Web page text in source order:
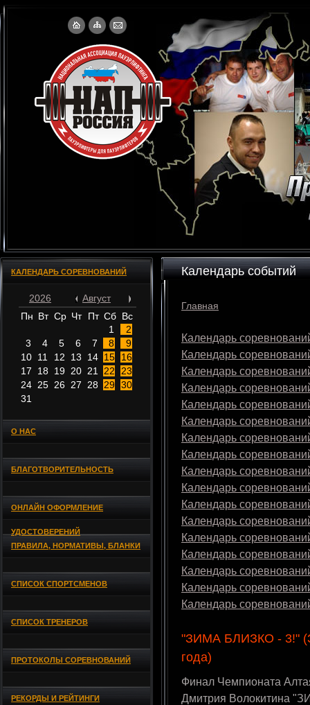
КАЛЕНДАРЬ СОРЕВНОВАНИЙ
2026
Август
Пн Вт Ср Чт Пт Сб Вс
1
2
3
4 5 6 7 8
9
10 11 12 13 14 15
16
17
18 19 20 21 22
23
24 25 26 27 28 29 30
31
О НАС
БЛАГОТВОРИТЕЛЬНОСТЬ
ОНЛАЙН ОФОРМЛЕНИЕ
УДОСТОВЕРЕНИЙ
ПРАВИЛА, НОРМАТИВЫ, БЛАНКИ
СПИСОК СПОРТСМЕНОВ
СПИСОК ТРЕНЕРОВ
ПРОТОКОЛЫ СОРЕВНОВАНИЙ
РЕКОРДЫ И РЕЙТИНГИ
Календарь событий
Главная
Календарь
Календарь
Календарь
Календарь
Календарь
Календарь
Календарь
Календарь
Календарь
Календарь
Календарь
Календарь
Календарь
Календарь
Календарь
Календарь
Календарь
"ЗИМА БЛИЗКО - 3!"
года)
Финал Чемпионата
Дмитрия Волокитина